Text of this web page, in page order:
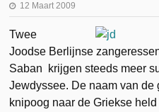
12 Maart 2009
Twee
Joodse Berlijnse
Saban krijgen steeds meer
Jewdyssee. De naam van de
knipoog naar de Griekse